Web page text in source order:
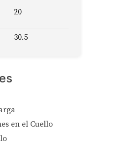
20
30.5
en el Cuello